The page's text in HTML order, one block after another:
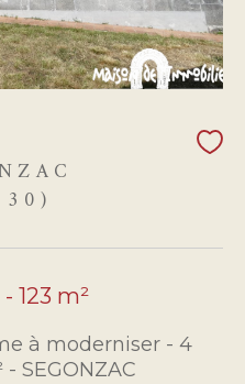
123 m²
à moderniser - 4
- SEGONZAC